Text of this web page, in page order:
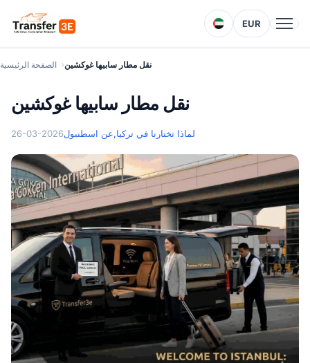
EUR
الصفحة الرئيسية نقل مطار سابيها غوكشين
نقل مطار سابيها غوكشين
26-03-2026 عن اسطنبول,لماذا تختارنا في تركيا